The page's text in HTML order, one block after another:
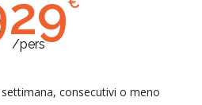
/pers
consecutivi o meno